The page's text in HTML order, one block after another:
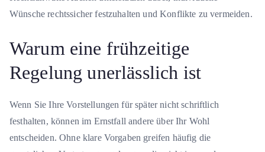
Wünsche rechtssicher festzuhalten und Konflikte zu vermeiden.
Warum eine frühzeitige
Regelung unerlässlich ist
Wenn Sie Ihre Vorstellungen für später nicht schriftlich
festhalten, können im Ernstfall andere über Ihr Wohl
entscheiden. Ohne klare Vorgaben greifen häufig die